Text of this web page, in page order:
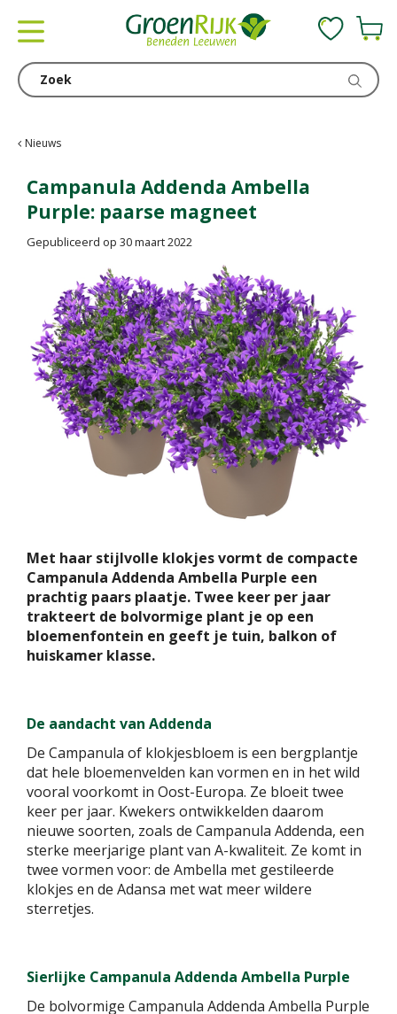
Nieuws
Campanula Addenda Ambella
Purple: paarse magneet
Gepubliceerd op 30 maart 2022
Met haar stijlvolle klokjes vormt de compacte
Campanula Addenda Ambella Purple een
prachtig paars plaatje. Twee keer per jaar
trakteert de bolvormige plant je op een
bloemenfontein en geeft je tuin, balkon of
huiskamer klasse.
De aandacht van Addenda
De Campanula of klokjesbloem is een bergplantje
dat hele bloemenvelden kan vormen en in het wild
vooral voorkomt in Oost-Europa. Ze bloeit twee
keer per jaar. Kwekers ontwikkelden daarom
nieuwe soorten, zoals de Campanula Addenda, een
sterke meerjarige plant van A-kwaliteit. Ze komt in
twee vormen voor: de Ambella met gestileerde
klokjes en de Adansa met wat meer wildere
sterretjes.
Sierlijke Campanula Addenda Ambella Purple
De bolvormige Campanula Addenda Ambella Purple